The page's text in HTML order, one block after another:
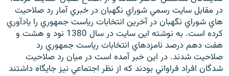
در مقابل سايت رسمي شوراي نگهبان در خبري آمار رد صلاحيت
هاي شوراي نگهبان در آخرين انتخابات رياست جمهوري را يادآوري
کرده است. به نوشته اين سايت در سال 1380 نود و هشت و
هفت دهم درصد نامزدهاي انتخابات رياست جمهوري رد
صلاحيت شدند. در اين خبر آمده است در ميان رد صلاحيت
شدگان افراد فراواني بودند که از نظر اجتماعي نيز جايگاه داشتند